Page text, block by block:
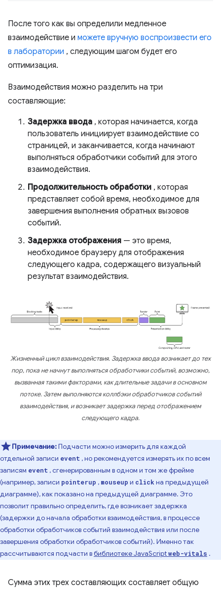
После того как вы определили медленное
взаимодействие и можете вручную воспроизвести его
в лаборатории , следующим шагом будет его
оптимизация.
Взаимодействия можно разделить на три
составляющие:
Задержка ввода , которая начинается, когда
пользователь инициирует взаимодействие со
страницей, и заканчивается, когда начинают
выполняться обработчики событий для этого
взаимодействия.
Продолжительность обработки , которая
представляет собой время, необходимое для
завершения выполнения обратных вызовов
событий.
Задержка отображения — это время,
необходимое браузеру для отображения
следующего кадра, содержащего визуальный
результат взаимодействия.
Жизненный цикл взаимодействия. Задержка ввода возникает до тех
пор, пока не начнут выполняться обработчики событий, возможно,
вызванная такими факторами, как длительные задачи в основном
потоке. Затем выполняются коллбэки обработчиков событий
взаимодействия, и возникает задержка перед отображением
следующего кадра.
Примечание:Подчасти можно измерить для каждой
отдельной записи event , но рекомендуется измерять их по всем
записям event , сгенерированным в одном и том же фрейме
(например, записи pointerup , mouseup и click на предыдущей
диаграмме), как показано на предыдущей диаграмме. Это
позволит правильно определить, где возникает задержка
(задержки до начала обработки взаимодействия, в процессе
обработки обработчиков событий взаимодействия или после
завершения обработки обработчиков событий). Именно так
рассчитываются подчасти вбиблиотеке JavaScriptweb-vitals .
Сумма этих трех составляющих составляет общую